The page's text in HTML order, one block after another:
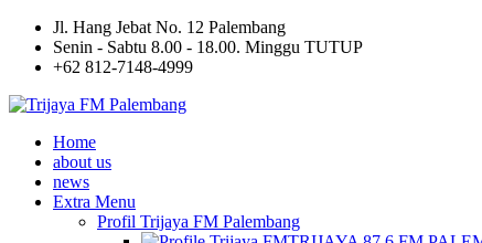
Jl. Hang Jebat No. 12 Palembang
Senin - Sabtu 8.00 - 18.00. Minggu TUTUP
+62 812-7148-4999
Home
about us
news
Extra Menu
Profil Trijaya FM Palembang